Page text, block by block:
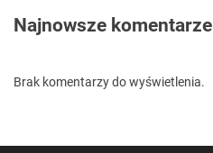
Najnowsze komentarze
Brak komentarzy do wyświetlenia.